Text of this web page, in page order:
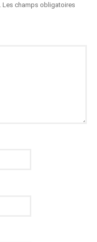
Les champs obligatoires